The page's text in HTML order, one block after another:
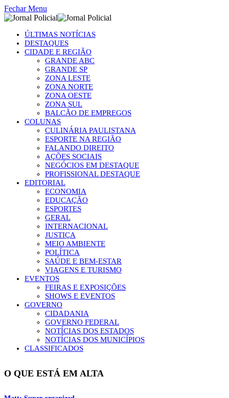
Fechar Menu
ÚLTIMAS NOTÍCIAS
DESTAQUES
CIDADE E REGIÃO
GRANDE ABC
GRANDE SP
ZONA LESTE
ZONA NORTE
ZONA OESTE
ZONA SUL
BALCÃO DE EMPREGOS
COLUNAS
CULINÁRIA PAULISTANA
ESPORTE NA REGIÃO
FALANDO DIREITO
AÇÕES SOCIAIS
NEGÓCIOS EM DESTAQUE
PROFISSIONAL DESTAQUE
EDITORIAL
ECONOMIA
EDUCAÇÃO
ESPORTES
GERAL
INTERNACIONAL
JUSTIÇA
MEIO AMBIENTE
POLÍTICA
SAÚDE E BEM-ESTAR
VIAGENS E TURISMO
EVENTOS
FEIRAS E EXPOSIÇÕES
SHOWS E EVENTOS
GOVERNO
CIDADANIA
GOVERNO FEDERAL
NOTÍCIAS DOS ESTADOS
NOTÍCIAS DOS MUNICÍPIOS
CLASSIFICADOS
O QUE ESTÁ EM ALTA